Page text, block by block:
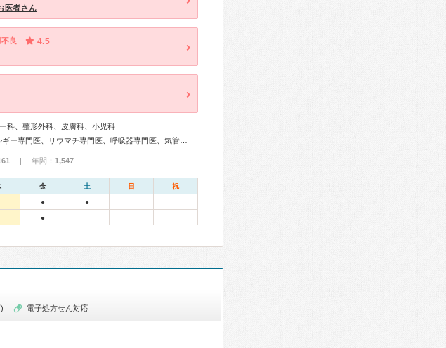
医者さん
良 4.5
科、整形外科、皮膚科、小児科
| 年間： 1,547
金 土 日 祝
● ●
●
電子処方せん対応